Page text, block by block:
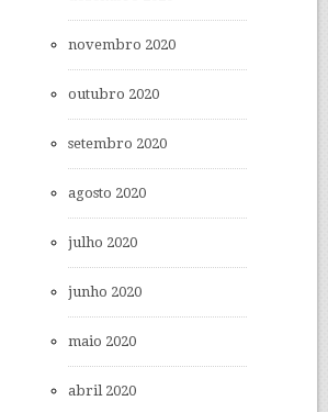
novembro 2020
outubro 2020
setembro 2020
agosto 2020
julho 2020
junho 2020
maio 2020
abril 2020